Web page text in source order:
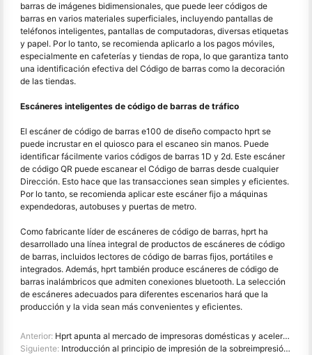
barras de imágenes bidimensionales, que puede leer códigos de
barras en varios materiales superficiales, incluyendo pantallas de
teléfonos inteligentes, pantallas de computadoras, diversas etiquetas
y papel. Por lo tanto, se recomienda aplicarlo a los pagos móviles,
especialmente en cafeterías y tiendas de ropa, lo que garantiza tanto
una identificación efectiva del Código de barras como la decoración
de las tiendas.
Escáneres inteligentes de código de barras de tráfico
El escáner de código de barras e100 de diseño compacto hprt se
puede incrustar en el quiosco para el escaneo sin manos. Puede
identificar fácilmente varios códigos de barras 1D y 2d. Este escáner
de código QR puede escanear el Código de barras desde cualquier
Dirección. Esto hace que las transacciones sean simples y eficientes.
Por lo tanto, se recomienda aplicar este escáner fijo a máquinas
expendedoras, autobuses y puertas de metro.
Como fabricante líder de escáneres de código de barras, hprt ha
desarrollado una línea integral de productos de escáneres de código
de barras, incluidos lectores de código de barras fijos, portátiles e
integrados. Además, hprt también produce escáneres de código de
barras inalámbricos que admiten conexiones bluetooth. La selección
de escáneres adecuados para diferentes escenarios hará que la
producción y la vida sean más convenientes y eficientes.
Anterior: Hprt apunta al mercado de impresoras domésticas y acelera la remodelación de la industria de impresoras
Siguiente: Introducción al principio de impresión de la sobreimpresión de transferencia térmica hprt fc53